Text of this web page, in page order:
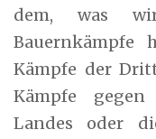
dem, was
Bauernkämpfe
Kämpfe der
Kämpfe
Landes oder